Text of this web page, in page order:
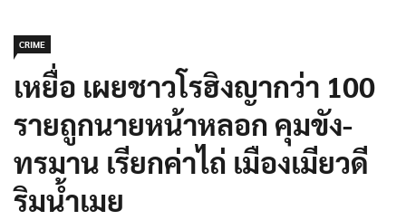
CRIME
เหยื่อ เผยชาวโรฮิงญากว่า 100
รายถูกนายหน้าหลอก คุมขัง-
ทรมาน เรียกค่าไถ่ เมืองเมียวดี
ริมน้ำเมย